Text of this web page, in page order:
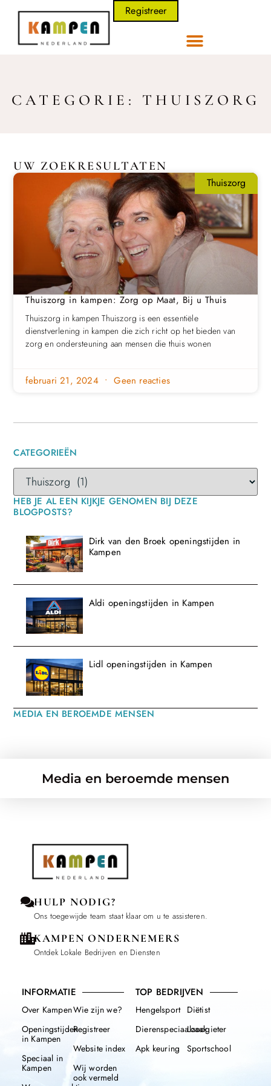
Registreer
CATEGORIE: THUISZORG
UW ZOEKRESULTATEN
Thuiszorg
Thuiszorg in kampen: Zorg op Maat, Bij u Thuis
Thuiszorg in kampen Thuiszorg is een essentiële
dienstverlening in kampen die zich richt op het bieden van
zorg en ondersteuning aan mensen die thuis wonen
februari 21, 2024 Geen reacties
CATEGORIEËN
HEB JE AL EEN KIJKJE GENOMEN BIJ DEZE
BLOGPOSTS?
Dirk van den Broek openingstijden in
Kampen
Aldi openingstijden in Kampen
Lidl openingstijden in Kampen
MEDIA EN BEROEMDE MENSEN
Media en beroemde mensen
HULP NODIG?
Ons toegewijde team staat klaar om u te assisteren.
KAMPEN ONDERNEMERS
Ontdek Lokale Bedrijven en Diensten
INFORMATIE
Over Kampen
Openingstijden
in Kampen
Speciaal in
Kampen
Wie zijn we?
Registreer
Website index
Wij worden
ook vermeld
TOP BEDRIJVEN
Hengelsport
Dierenspeciaalzaak
Apk keuring
Diëtist
Loodgieter
Sportschool